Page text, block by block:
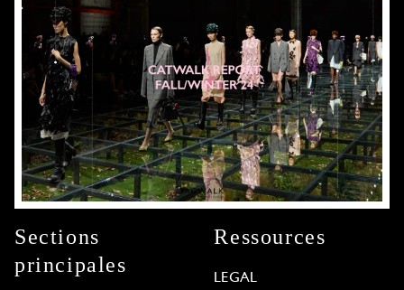
Sections
principales
Ressources
LEGAL